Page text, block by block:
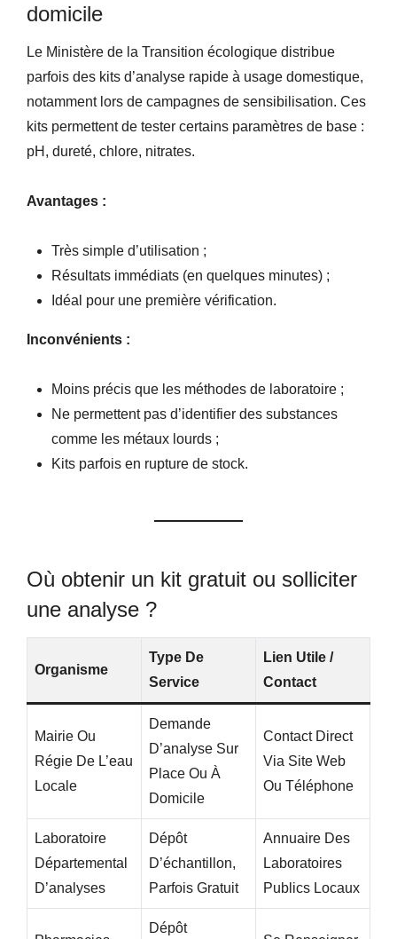
domicile
Le Ministère de la Transition écologique distribue
parfois des kits d’analyse rapide à usage domestique,
notamment lors de campagnes de sensibilisation. Ces
kits permettent de tester certains paramètres de base :
pH, dureté, chlore, nitrates.
Avantages :
Très simple d’utilisation ;
Résultats immédiats (en quelques minutes) ;
Idéal pour une première vérification.
Inconvénients :
Moins précis que les méthodes de laboratoire ;
Ne permettent pas d’identifier des substances
comme les métaux lourds ;
Kits parfois en rupture de stock.
Où obtenir un kit gratuit ou solliciter
une analyse ?
Organisme
Type De
Service
Lien Utile /
Contact
Mairie Ou
Régie De L’eau
Locale
Demande
D’analyse Sur
Place Ou À
Domicile
Contact Direct
Via Site Web
Ou Téléphone
Laboratoire
Départemental
D’analyses
Dépôt
D’échantillon,
Parfois Gratuit
Annuaire Des
Laboratoires
Publics Locaux
Dépôt